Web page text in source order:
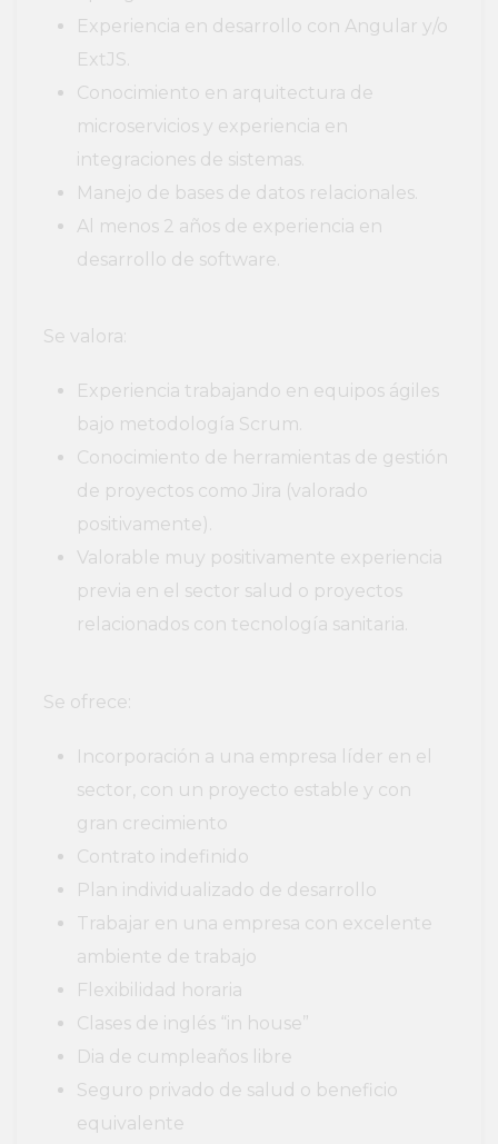
Experiencia en desarrollo con Angular y/o
ExtJS.
Conocimiento en arquitectura de
microservicios y experiencia en
integraciones de sistemas.
Manejo de bases de datos relacionales.
Al menos 2 años de experiencia en
desarrollo de software.
Se valora:
Experiencia trabajando en equipos ágiles
bajo metodología Scrum.
Conocimiento de herramientas de gestión
de proyectos como Jira (valorado
positivamente).
Valorable muy positivamente experiencia
previa en el sector salud o proyectos
relacionados con tecnología sanitaria.
Se ofrece:
Incorporación a una empresa líder en el
sector, con un proyecto estable y con
gran crecimiento
Contrato indefinido
Plan individualizado de desarrollo
Trabajar en una empresa con excelente
ambiente de trabajo
Flexibilidad horaria
Clases de inglés “in house”
Dia de cumpleaños libre
Seguro privado de salud o beneficio
equivalente